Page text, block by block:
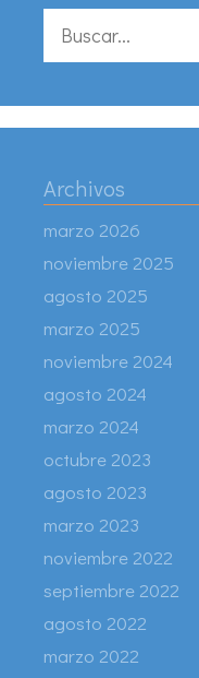
Archivos
marzo 2026
noviembre 2025
agosto 2025
marzo 2025
noviembre 2024
agosto 2024
marzo 2024
octubre 2023
agosto 2023
marzo 2023
noviembre 2022
septiembre 2022
agosto 2022
marzo 2022